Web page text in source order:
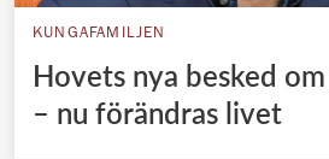
KUNGAFAMILJEN
Hovets nya besked
– nu förändras livet